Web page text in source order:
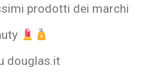
prodotti dei marchi
douglas.it